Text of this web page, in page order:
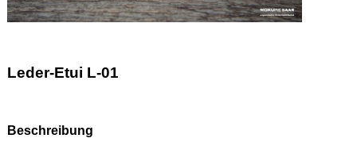
Leder-Etui L-01
Beschreibung